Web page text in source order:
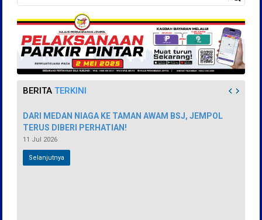
Borang carian
BERITA TERKINI
DARI MEDAN NIAGA KE TAMAN AWAM BSJ, JEMPOL
TERUS DIBERI PERHATIAN!
11 Jul 2026
Selanjutnya